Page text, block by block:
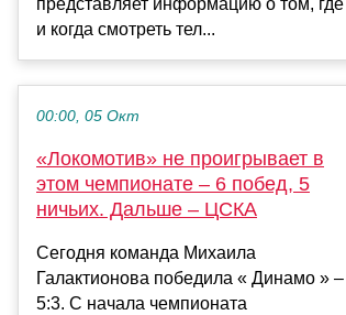
представляет информацию о том, где
и когда смотреть тел...
00:00, 05 Окт
«Локомотив» не проигрывает в
этом чемпионате – 6 побед, 5
ничьих. Дальше – ЦСКА
Сегодня команда Михаила
Галактионова победила « Динамо » –
5:3. С начала чемпионата